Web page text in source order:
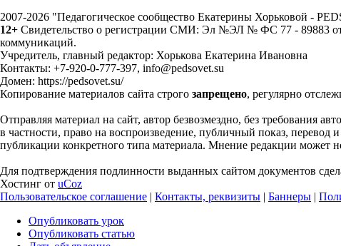
2007-2026 "Педагогическое сообщество Екатерины Хорьковой -
12+ Свидетельство о регистрации СМИ: Эл №ЭЛ № ФС 77 - 89883 от
коммуникаций.
Учредитель, главный редактор: Хорькова Екатерина Ивановна
Контакты: +7-920-0-777-397, info@pedsovet.su
Домен: https://pedsovet.su/
Копирование материалов сайта строго запрещено, регулярно
Отправляя материал на сайт, автор безвозмездно, без требования
в частности, право на воспроизведение, публичный показ,
публикации конкретного типа материала. Мнение редакции может
Для подтверждения подлинности выданных сайтом документов
Хостинг от uCoz
Пользовательское соглашение | Контакты, реквизиты | Баннеры |
Опубликовать урок
Опубликовать статью